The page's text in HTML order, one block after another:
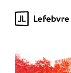
springen